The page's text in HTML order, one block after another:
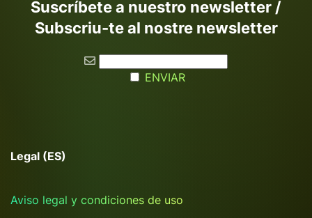
Suscríbete a nuestro newsletter /
Subscriu-te al nostre newsletter
ENVIAR
Legal (ES)
Aviso legal y condiciones de uso